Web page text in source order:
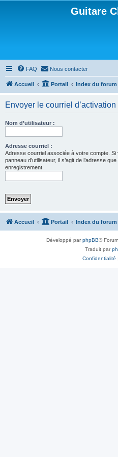
Guitare
FAQ Nous contacter
Accueil Portail Index du forum
Envoyer le courriel d’activation
Nom d’utilisateur :
Adresse courriel :
Adresse courriel associée à votre compte. Si
panneau d’utilisateur, il s’agit de l’adresse
enregistrement.
Accueil Portail Index du forum
Développé parphpBB®
Traduit par
Confidentialité